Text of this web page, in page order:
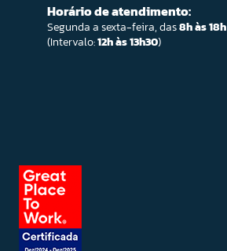
Horário de atendimento:
Segunda a sexta-feira, das8h às 18h
(Intervalo:12h às 13h30)